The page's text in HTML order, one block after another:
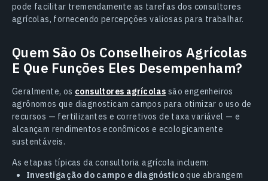
pode facilitar tremendamente as tarefas dos consultores
agrícolas, fornecendo percepções valiosas para trabalhar.
Quem São Os Conselheiros Agrícolas
E Que Funções Eles Desempenham?
Geralmente, os consultores agrícolas são engenheiros
agrônomos que diagnosticam campos para otimizar o uso de
recursos — fertilizantes e corretivos de taxa variável — e
alcançam rendimentos econômicos e ecologicamente
sustentáveis.
As etapas típicas da consultoria agrícola incluem:
Investigação do campo e diagnósticoque abrangem